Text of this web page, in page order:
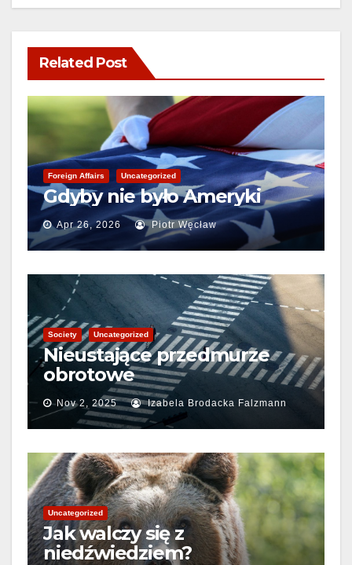
Related Post
Foreign Affairs Uncategorized
Gdyby nie było Ameryki
Apr 26, 2026 Piotr Węcław
Society Uncategorized
Nieustające przedmurze
obrotowe
Nov 2, 2025 Izabela Brodacka Falzmann
Uncategorized
Jak walczy się z
niedźwiedziem?